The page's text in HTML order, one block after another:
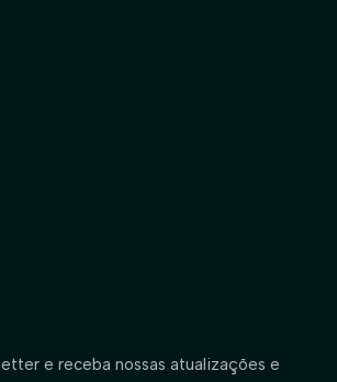
e receba nossas atualizações e